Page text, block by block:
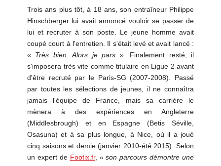
Trois ans plus tôt, à 18 ans, son entraîneur Philippe
Hinschberger lui avait annoncé vouloir se passer de
lui et recruter à son poste. Le jeune homme avait
coupé court à l'entretien. Il s'était levé et avait lancé :
« Très bien. Alors je pars ». Finalement resté, il
s'imposera très vite comme titulaire en Ligue 2 avant
d'être recruté par le Paris-SG (2007-2008). Passé
par toutes les sélections de jeunes, il ne connaîtra
jamais l'équipe de France, mais sa carrière le
mènera à des expériences en Angleterre
(Middlesbrough) et en Espagne (Betis Séville,
Osasuna) et à sa plus longue, à Nice, où il a joué
cinq saisons et demie (janvier 2010-été 2015). Selon
un expert de Footix.fr, «son parcours démontre une